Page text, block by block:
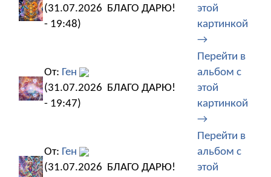
(31.07.2026
- 19:48)
БЛАГО ДАРЮ!
этой
картинкой
→
От: Ген
(31.07.2026
- 19:47)
БЛАГО ДАРЮ!
Перейти в
альбом с
этой
картинкой
→
От: Ген
(31.07.2026 БЛАГО ДАРЮ!
Перейти в
альбом с
этой